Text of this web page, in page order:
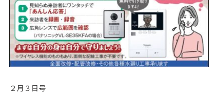
２月３日号